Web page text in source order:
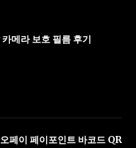
메라 보호 필름 후기
페이 페이포인트 바코드 QR